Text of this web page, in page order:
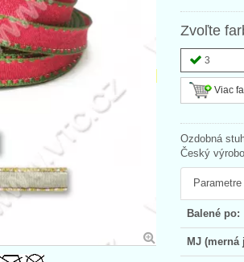
Zvoľte
3
Viac
Ozdobná
Český
Parametre
Balené po:
MJ (merná